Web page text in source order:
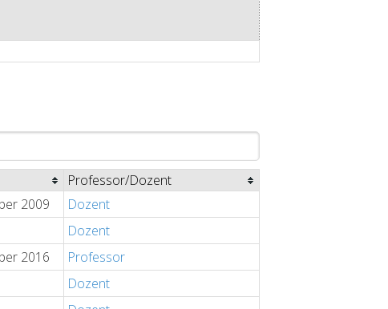
Professor/Dozent
2009
Dozent
Dozent
2016
Professor
Dozent